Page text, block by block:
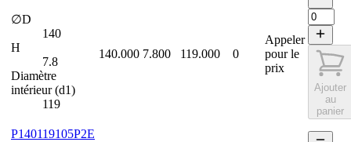
∅D
140
H
7.8
Diamètre
intérieur (d1)
119
140.000 7.800 119.000 0
Appeler
pour le
prix
Ajouter
au
panier
P140119105P2E